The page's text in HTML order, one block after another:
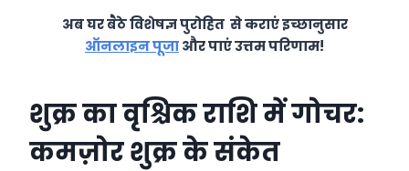
अब घर बैठे विशेषज्ञ पुरोहित से कराएं इच्छानुसार
ऑनलाइन पूजाऔर पाएं उत्तम परिणाम!
शुक्र का वृश्चिक राशि में गोचर:
कमज़ोर शुक्र के संकेत